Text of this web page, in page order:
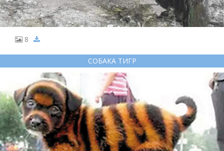
8
СОБАКА ТИГР